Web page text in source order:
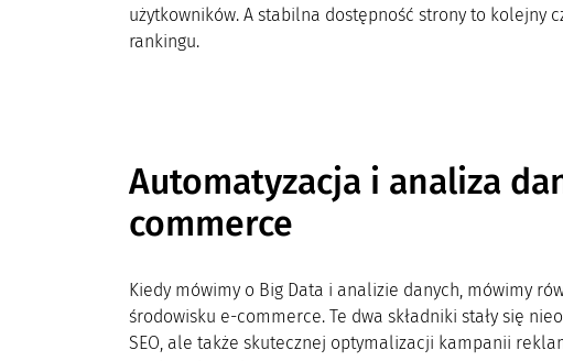
użytkowników. A stabilna dostępność strony to kolejny
rankingu.
Automatyzacja i analiza
commerce
Kiedy mówimy o Big Data i analizie danych, mówimy
środowisku e-commerce. Te dwa składniki stały się
SEO, ale także skutecznej optymalizacji kampanii